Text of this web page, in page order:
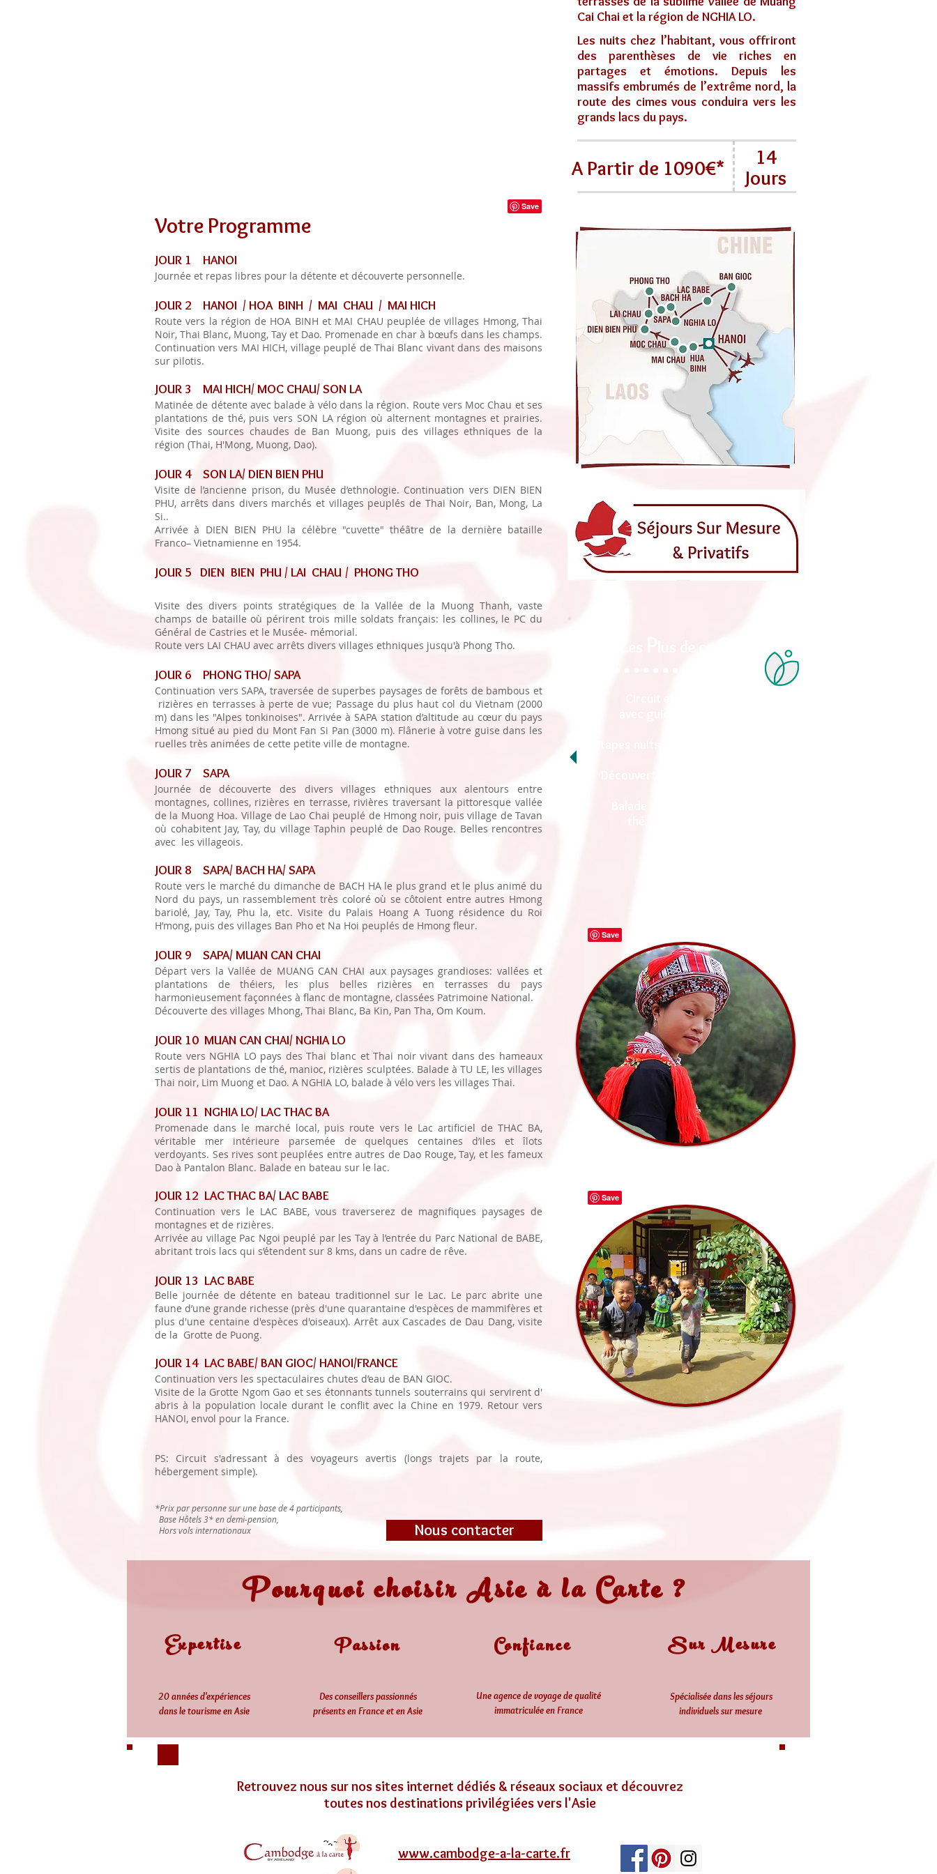
Cai Chai et la région de NGHIA LO.
Les nuits chez l’habitant, vous offriront
des parenthèses de vie riches en
partages et émotions. Depuis les
massifs embrumés de l’extrême nord, la
route des cimes vous conduira vers les
grands lacs du pays.
A Partir de 1090€*
14
Jours
Votre Programme
JOUR 1 HANOI
Journée et repas libres pour la détente et découverte personnelle.
JOUR 2 HANOI / HOA BINH / MAI CHAU / MAI HICH
Route vers la région de HOA BINH et MAI CHAU peuplée de villages Hmong, Thai
Noir, Thai Blanc, Muong, Tay et Dao. Promenade en char à bœufs dans les champs.
Continuation vers MAI HICH, village peuplé de Thai Blanc vivant dans des maisons
sur pilotis.
JOUR 3 MAI HICH/ MOC CHAU/ SON LA
Matinée de détente avec balade à vélo dans la région. Route vers Moc Chau et ses
plantations de thé, puis vers SON LA région où alternent montagnes et prairies.
Visite des sources chaudes de Ban Muong, puis des villages ethniques de la
région (Thai, H'Mong, Muong, Dao).
JOUR 4 SON LA/ DIEN BIEN PHU
Visite de l’ancienne prison, du Musée d’ethnologie. Continuation vers DIEN BIEN
PHU, arrêts dans divers marchés et villages peuplés de Thai Noir, Ban, Mong, La
Si..
Arrivée à DIEN BIEN PHU la célèbre "cuvette" théâtre de la dernière bataille
Franco– Vietnamienne en 1954.
JOUR 5 DIEN BIEN PHU / LAI CHAU / PHONG THO
Visite des divers points stratégiques de la Vallée de la Muong Thanh, vaste
champs de bataille où périrent trois mille soldats français: les collines, le PC du
Général de Castries et le Musée- mémorial.
Route vers LAI CHAU avec arrêts divers villages ethniques jusqu'à Phong Tho.
JOUR 6 PHONG THO/ SAPA
Continuation vers SAPA, traversée de superbes paysages de forêts de bambous et
rizières en terrasses à perte de vue; Passage du plus haut col du Vietnam (2000
m) dans les "Alpes tonkinoises". Arrivée à SAPA station d’altitude au cœur du pays
Hmong situé au pied du Mont Fan Si Pan (3000 m). Flânerie à votre guise dans les
ruelles très animées de cette petite ville de montagne.
JOUR 7 SAPA
Journée de découverte des divers villages ethniques aux alentours entre
montagnes, collines, rizières en terrasse, rivières traversant la pittoresque vallée
de la Muong Hoa. Village de Lao Chai peuplé de Hmong noir, puis village de Tavan
où cohabitent Jay, Tay, du village Taphin peuplé de Dao Rouge. Belles rencontres
avec les villageois.
JOUR 8 SAPA/ BACH HA/ SAPA
Route vers le marché du dimanche de BACH HA le plus grand et le plus animé du
Nord du pays, un rassemblement très coloré où se côtoient entre autres Hmong
bariolé, Jay, Tay, Phu la, etc. Visite du Palais Hoang A Tuong résidence du Roi
H’mong, puis des villages Ban Pho et Na Hoi peuplés de Hmong fleur.
JOUR 9 SAPA/ MUAN CAN CHAI
Départ vers la Vallée de MUANG CAN CHAI aux paysages grandioses: vallées et
plantations de théiers, les plus belles rizières en terrasses du pays
harmonieusement façonnées à flanc de montagne, classées Patrimoine National.
Découverte des villages Mhong, Thai Blanc, Ba Kin, Pan Tha, Om Koum.
JOUR 10 MUAN CAN CHAI/ NGHIA LO
Route vers NGHIA LO pays des Thai blanc et Thai noir vivant dans des hameaux
sertis de plantations de thé, manioc, rizières sculptées. Balade à TU LE, les villages
Thai noir, Lim Muong et Dao. A NGHIA LO, balade à vélo vers les villages Thai.
JOUR 11 NGHIA LO/ LAC THAC BA
Promenade dans le marché local, puis route vers le Lac artificiel de THAC BA,
véritable mer intérieure parsemée de quelques centaines d’iles et îlots
verdoyants. Ses rives sont peuplées entre autres de Dao Rouge, Tay, et les fameux
Dao à Pantalon Blanc. Balade en bateau sur le lac.
JOUR 12 LAC THAC BA/ LAC BABE
Continuation vers le LAC BABE, vous traverserez de magnifiques paysages de
montagnes et de rizières.
Arrivée au village Pac Ngoi peuplé par les Tay à l’entrée du Parc National de BABE,
abritant trois lacs qui s’étendent sur 8 kms, dans un cadre de rêve.
JOUR 13 LAC BABE
Belle journée de détente en bateau traditionnel sur le Lac. Le parc abrite une
faune d’une grande richesse (près d'une quarantaine d'espèces de mammifères et
plus d'une centaine d'espèces d'oiseaux). Arrêt aux Cascades de Dau Dang, visite
de la Grotte de Puong.
JOUR 14 LAC BABE/ BAN GIOC/ HANOI/FRANCE
Continuation vers les spectaculaires chutes d’eau de BAN GIOC.
Visite de la Grotte Ngom Gao et ses étonnants tunnels souterrains qui servirent d'
abris à la population locale durant le conflit avec la Chine en 1979. Retour vers
HANOI, envol pour la France.
PS: Circuit s'adressant à des voyageurs avertis (longs trajets par la route,
hébergement simple).
*Prix par personne sur une base de 4 participants,
Base Hôtels 3* en demi-pension,
Hors vols internationaux
Nous contacter
Pourquoi choisir Asie à la Carte ?
Expertise
20 années d'expériences
dans le tourisme en Asie
Passion
Des conseillers passionnés
présents en France et en Asie
Confiance
Une agence de voyage de qualité
immatriculée en France
Sur Mesure
Spécialisée dans les séjours
individuels sur mesure
www.cambodge-a-la-carte.fr
Retrouvez nous sur nos sites internet dédiés & réseaux sociaux et découvrez
toutes nos destinations privilégiées vers l'Asie